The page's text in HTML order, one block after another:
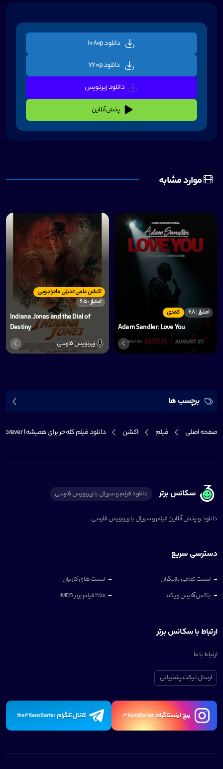
دانلود 1080p
دانلود 720p
دانلود زیرنویس
پخش آنلاین
موارد مشابه
کمدی امتیاز : 6.8
Adam Sandler: Love You
اکشن علمی تخیلی ماجراجویی
امتیاز : 6.5
Indiana Jones and the Dial of
Destiny
زیرنویس فارسی
برچسب ها
صفحه اصلی فیلم اکشن دانلود فیلم کله خر برای همیشه | Jackass Forever
سکانس برتر دانلود فیلم و سریال با زیرنویس فارسی
دانلود و پخش آنلاین فیلم و سریال با زیرنویس فارسی
دسترسی سریع
لیست تمامی بازیگران
لیست های کاربران
باکس آفیس ویکند
250 فیلم برتر IMDB
ارتباط با سکانس برتر
ارتباط با ما
ارسال تیکت پشتیبانی
پیچ اینستاگرام3KansBartar کانال تلگرامthe3KansBartar